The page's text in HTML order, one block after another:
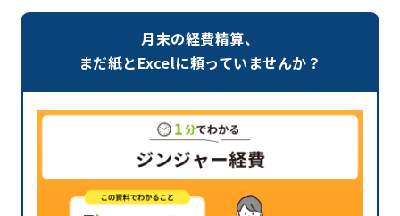
月末の経費精算、
まだ紙とExcelに頼っていませんか？